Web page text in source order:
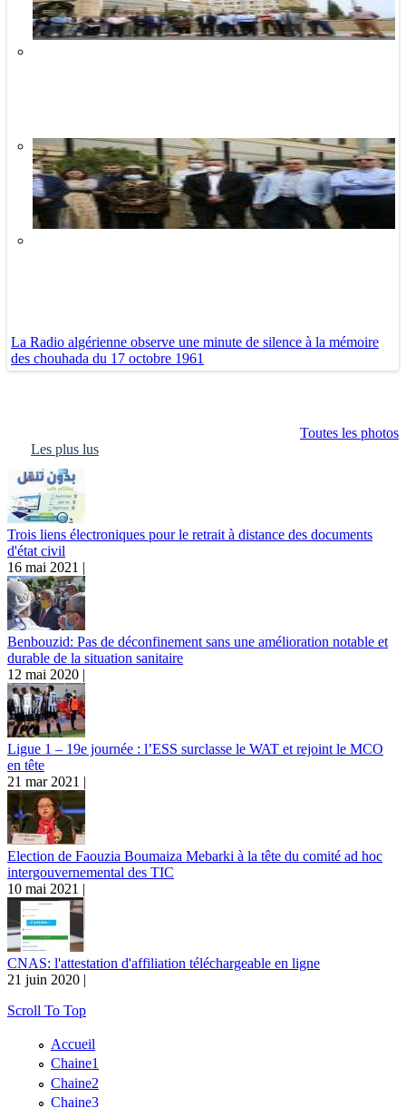
La Radio algérienne observe une minute de silence à la mémoire
des chouhada du 17 octobre 1961
Toutes les photos
Les plus lus
Trois liens électroniques pour le retrait à distance des documents
d'état civil
16 mai 2021 |
Benbouzid: Pas de déconfinement sans une amélioration notable et
durable de la situation sanitaire
12 mai 2020 |
Ligue 1 – 19e journée : l’ESS surclasse le WAT et rejoint le MCO
en tête
21 mar 2021 |
Election de Faouzia Boumaiza Mebarki à la tête du comité ad hoc
intergouvernemental des TIC
10 mai 2021 |
CNAS: l'attestation d'affiliation téléchargeable en ligne
21 juin 2020 |
Scroll To Top
Accueil
Chaine1
Chaine2
Chaine3